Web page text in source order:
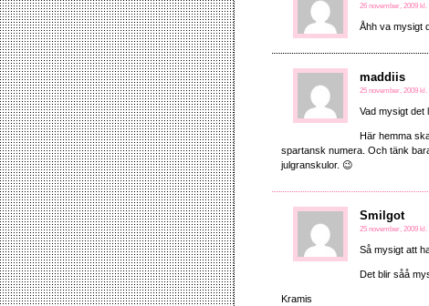
26 november, 2009 kl.
Åhh va mysigt
maddiis
25 november, 2009 kl.
Vad mysigt det
Här hemma
spartansk numera. Och tänk
julgranskulor. 😉
Smilgot
25 november, 2009 kl.
Så mysigt att
Det blir såå
Kramis